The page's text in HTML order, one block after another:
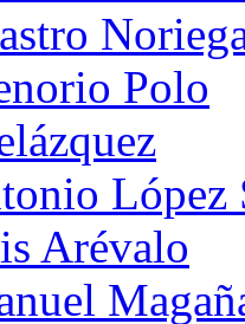
Polo
López
Arévalo